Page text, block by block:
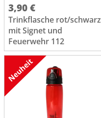
3,90 €
Trinkflasche rot/schwarz
mit Signet und
Feuerwehr 112